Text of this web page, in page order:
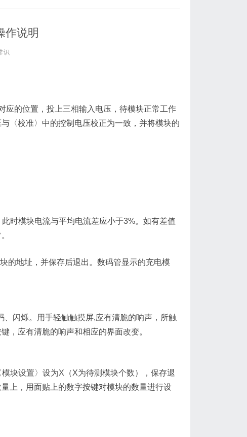
作说明
识
应的位置，投上三相输入电压，待模块正常工作
〈校准〉中的控制电压校正为一致，并将模块的
时模块电流与平均电流差应小于3%。如有差值
的地址，并保存后退出。数码管显示的充电模
闪烁。用手轻触触摸屏,应有清脆的响声，所触
，应有清脆的响声和相应的界面改变。
块设置〉设为X（X为待测模块个数），保存退
上，用面贴上的数字按键对模块的数量进行设